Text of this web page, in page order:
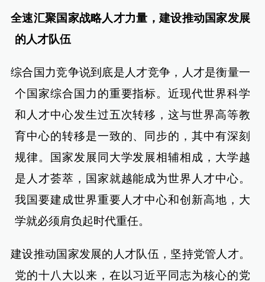
全速汇聚国家战略人才力量，建设推动国家发展
的人才队伍
综合国力竞争说到底是人才竞争，人才是衡量一
个国家综合国力的重要指标。近现代世界科学
和人才中心发生过五次转移，这与世界高等教
育中心的转移是一致的、同步的，其中有深刻
规律。国家发展同大学发展相辅相成，大学越
是人才荟萃，国家就越能成为世界人才中心。
我国要建成世界重要人才中心和创新高地，大
学就必须肩负起时代重任。
建设推动国家发展的人才队伍，坚持党管人才。
党的十八大以来，在以习近平同志为核心的党